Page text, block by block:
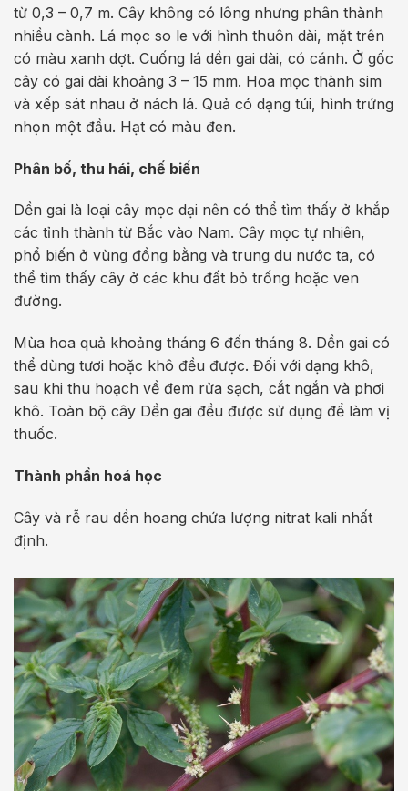
từ 0,3 – 0,7 m. Cây không có lông nhưng phân thành
nhiều cành. Lá mọc so le với hình thuôn dài, mặt trên
có màu xanh dợt. Cuống lá dền gai dài, có cánh. Ở gốc
cây có gai dài khoảng 3 – 15 mm. Hoa mọc thành sim
và xếp sát nhau ở nách lá. Quả có dạng túi, hình trứng
nhọn một đầu. Hạt có màu đen.
Phân bố, thu hái, chế biến
Dền gai là loại cây mọc dại nên có thể tìm thấy ở khắp
các tỉnh thành từ Bắc vào Nam. Cây mọc tự nhiên,
phổ biến ở vùng đồng bằng và trung du nước ta, có
thể tìm thấy cây ở các khu đất bỏ trống hoặc ven
đường.
Mùa hoa quả khoảng tháng 6 đến tháng 8. Dền gai có
thể dùng tươi hoặc khô đều được. Đối với dạng khô,
sau khi thu hoạch về đem rửa sạch, cắt ngắn và phơi
khô. Toàn bộ cây Dền gai đều được sử dụng để làm vị
thuốc.
Thành phần hoá học
Cây và rễ rau dền hoang chứa lượng nitrat kali nhất
định.